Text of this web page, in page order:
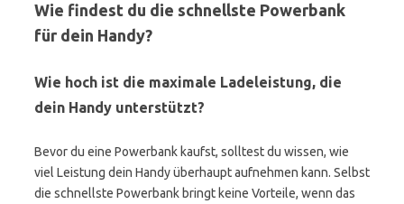
Wie findest du die schnellste Powerbank
für dein Handy?
Wie hoch ist die maximale Ladeleistung, die
dein Handy unterstützt?
Bevor du eine Powerbank kaufst, solltest du wissen, wie
viel Leistung dein Handy überhaupt aufnehmen kann. Selbst
die schnellste Powerbank bringt keine Vorteile, wenn das